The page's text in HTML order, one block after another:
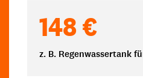
148 €
z. B. Regenwassertank